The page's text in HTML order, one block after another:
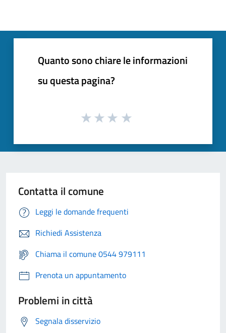
Quanto sono chiare le informazioni
su questa pagina?
Contatta il comune
Leggi le domande frequenti
Richiedi Assistenza
Chiama il comune 0544 979111
Prenota un appuntamento
Problemi in città
Segnala disservizio